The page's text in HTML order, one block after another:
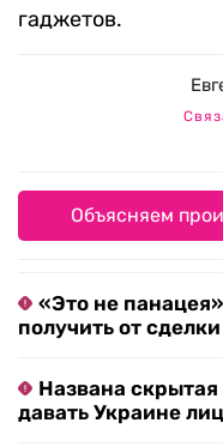
гаджетов.
Объясняем
«Это не
получить от
Названа
давать Украине